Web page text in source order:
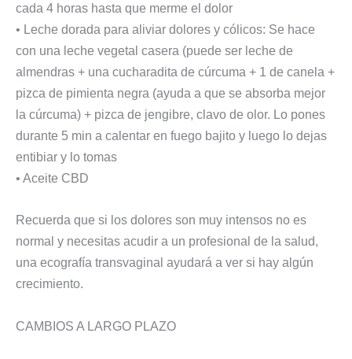
cada 4 horas hasta que merme el dolor
• Leche dorada para aliviar dolores y cólicos: Se hace
con una leche vegetal casera (puede ser leche de
almendras + una cucharadita de cúrcuma + 1 de canela +
pizca de pimienta negra (ayuda a que se absorba mejor
la cúrcuma) + pizca de jengibre, clavo de olor. Lo pones
durante 5 min a calentar en fuego bajito y luego lo dejas
entibiar y lo tomas
• Aceite CBD
Recuerda que si los dolores son muy intensos no es
normal y necesitas acudir a un profesional de la salud,
una ecografía transvaginal ayudará a ver si hay algún
crecimiento.
CAMBIOS A LARGO PLAZO